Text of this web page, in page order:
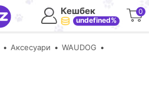
Кешбек
undefined%
0
Аксесуари
WAUDOG